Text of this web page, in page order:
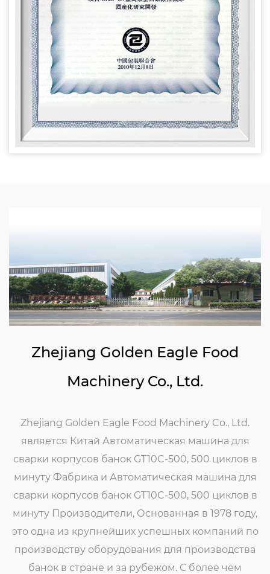
Zhejiang Golden Eagle Food
Machinery Co., Ltd.
Zhejiang Golden Eagle Food Machinery Co., Ltd.
является Китай Автоматическая машина для
сварки корпусов банок GT10C-500, 500 циклов в
минуту Фабрика и Автоматическая машина для
сварки корпусов банок GT10C-500, 500 циклов в
минуту Производители, Основанная в 1978 году,
это одна из крупнейших успешных компаний по
производству оборудования для производства
банок в стране и за рубежом. С более чем